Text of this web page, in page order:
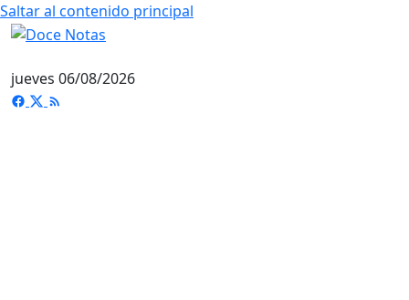
Saltar al contenido principal
jueves 06/08/2026